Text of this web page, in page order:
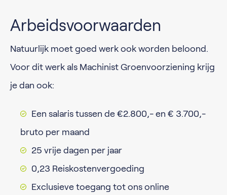
Arbeidsvoorwaarden
Natuurlijk moet goed werk ook worden beloond.
Voor dit werk als Machinist Groenvoorziening krijg
je dan ook:
Een salaris tussen de €2.800,- en € 3.700,-
bruto per maand
25 vrije dagen per jaar
0,23 Reiskostenvergoeding
Exclusieve toegang tot ons online